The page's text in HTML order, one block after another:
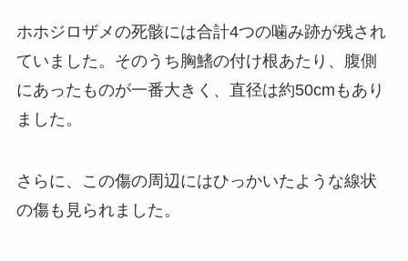
ホホジロザメの死骸には合計4つの噛み跡が残され
ていました。そのうち胸鰭の付け根あたり、腹側
にあったものが一番大きく、直径は約50cmもあり
ました。
さらに、この傷の周辺にはひっかいたような線状
の傷も見られました。